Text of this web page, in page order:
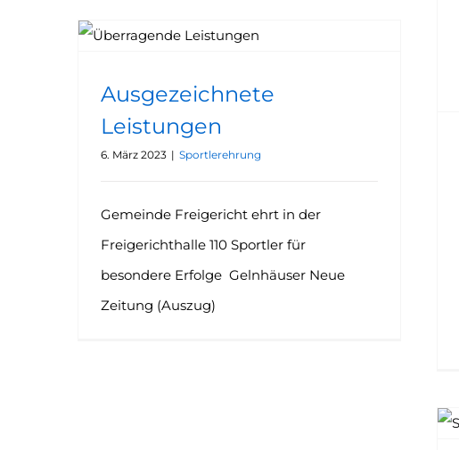
Ausgezeichnete
Leistungen
6. März 2023 | Sportlerehrung
Gemeinde Freigericht ehrt in der
Freigerichthalle 110 Sportler für
besondere Erfolge Gelnhäuser Neue
Zeitung (Auszug)